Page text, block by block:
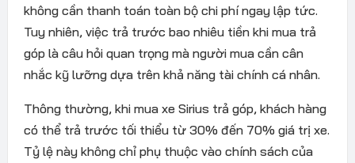
không cần thanh toán toàn bộ chi phí ngay lập tức.
Tuy nhiên, việc trả trước bao nhiêu tiền khi mua trả
góp là câu hỏi quan trọng mà người mua cần cân
nhắc kỹ lưỡng dựa trên khả năng tài chính cá nhân.
Thông thường, khi mua xe Sirius trả góp, khách hàng
có thể trả trước tối thiểu từ 30% đến 70% giá trị xe.
Tỷ lệ này không chỉ phụ thuộc vào chính sách của